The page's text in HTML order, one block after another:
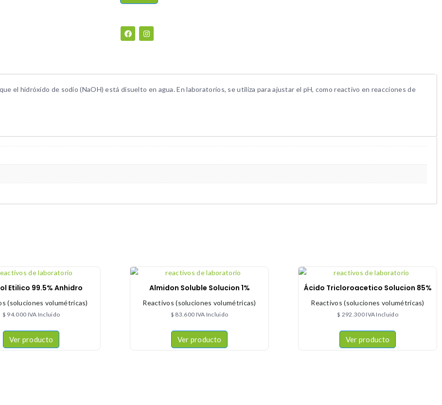
el hidróxido de sodio (NaOH) está disuelto en agua. En laboratorios, se utiliza para ajustar el pH, como reactivo en reacciones de
Etilico 99.5% Anhidro
(soluciones volumétricas)
$ 94.000 IVA Incluido
Ver producto
Almidon Soluble Solucion 1%
Reactivos (soluciones volumétricas)
$ 83.600 IVA Incluido
Ver producto
Ácido Tricloroacetico Solucion 85%
Reactivos (soluciones volumétricas)
$ 292.300IVA Incluido
Ver producto